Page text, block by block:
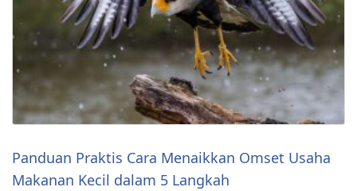
Panduan Praktis Cara Menaikkan Omset Usaha
Makanan Kecil dalam 5 Langkah